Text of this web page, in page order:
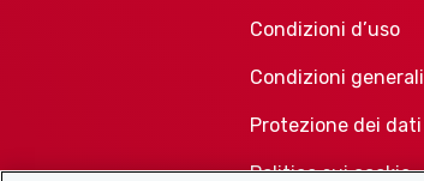
Condizioni d’uso
Condizioni generali
Protezione dei dati
Politica sui cookie